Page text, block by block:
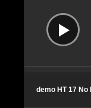
demo HT 17